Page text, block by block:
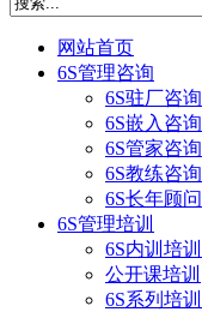
网站首页
6S管理咨询
6S驻厂咨询
6S嵌入咨询
6S管家咨询
6S教练咨询
6S长年顾问
6S管理培训
6S内训培训
公开课培训
6S系列培训